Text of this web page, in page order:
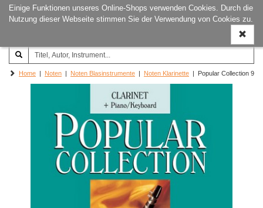
Einige Funktionen unseres Online-Shops verwenden Cookies. Durch die
Nutzung dieser Webseite stimmen Sie der Verwendung von Cookies zu.
ein-/
Joachim‐Trekel‐Musikverlag,
Hamburg
Home | Noten | Noten Blasinstrumente | Noten Klarinette | Popular Collection 9